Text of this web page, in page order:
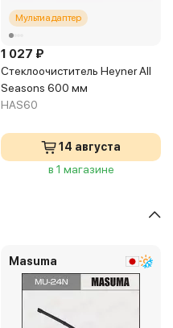
Мультиадаптер
1 027 ₽
Стеклоочиститель Heyner All
Seasons 600 мм
HAS60
14 августа
в 1 магазине
Masuma